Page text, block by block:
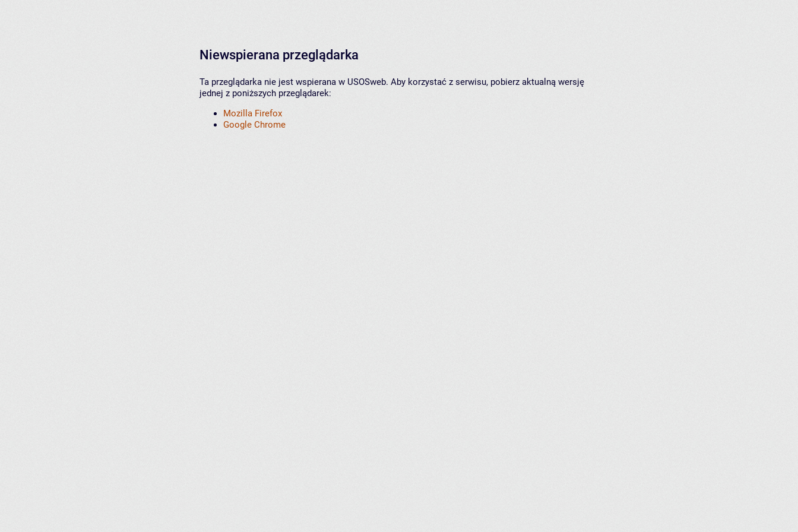
Niewspierana przeglądarka
Ta przeglądarka nie jest wspierana w USOSweb. Aby korzystać z serwisu, pobierz aktualną wersję
jednej z poniższych przeglądarek:
Mozilla Firefox
Google Chrome